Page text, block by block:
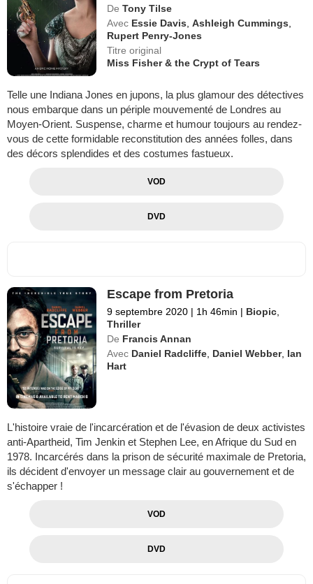
De Tony Tilse
Avec Essie Davis ,Ashleigh Cummings
Rupert Penry-Jones
Titre original
Miss Fisher & the Crypt of Tears
Telle une Indiana Jones en jupons, la plus glamour des détectives
nous embarque dans un périple mouvementé de Londres au
Moyen-Orient. Suspense, charme et humour toujours au rendez-
vous de cette formidable reconstitution des années folles, dans
des décors splendides et des costumes fastueux.
VOD
DVD
Escape from Pretoria
9 septembre 2020 | 1h 46min | Biopic
Thriller
De Francis Annan
Avec Daniel Radcliffe Daniel Webber, Ian
Hart
L'histoire vraie de l'incarcération et de l'évasion de deux activistes
anti-Apartheid, Tim Jenkin et Stephen Lee, en Afrique du Sud en
1978. Incarcérés dans la prison de sécurité maximale de Pretoria,
ils décident d'envoyer un message clair au gouvernement et de
s'échapper !
VOD
DVD